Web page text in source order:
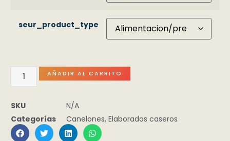
seur_product_type
AÑADIR AL CARRITO
SKU
N/A
Categorías
Canelones, Elaborados caseros